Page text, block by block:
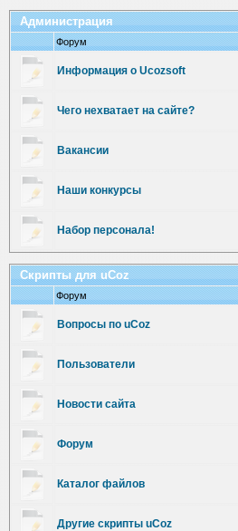
Администрация
Форум
Информация о Ucozsoft
Чего нехватает на сайте?
Вакансии
Наши конкурсы
Набор персонала!
Cкрипты для uCoz
Форум
Вопросы по uCoz
Пользователи
Новости сайта
Форум
Каталог файлов
Другие скрипты uCoz